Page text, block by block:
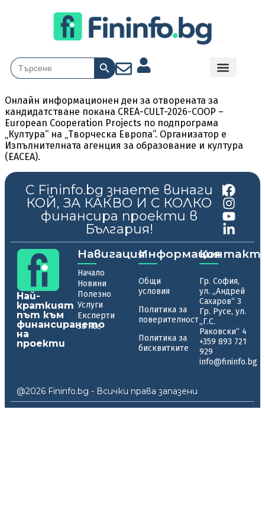
Search
for:
Search Button
Онлайн информационен ден за отворената за
кандидатстване покана CREA-CULT-2026-COOP –
European Cooperation Projects по подпрограма
„Култура“ на „Творческа Европа“. Организатор е
Изпълнителната агенция за образование и култура
(EACEA).
С Fininfo.bg знаете винаги
КОЙ, ЗА КАКВО И С КОЛКО
финансира проекти в
България!
|
Най-
краткият
път към
финансирането
на
проекти
Навигация
Начало
Новини
Полезно
Услуги
Експерти
За нас
Информация
Общи
условия
Политика за
поверителност
Политика за
бисквитките
Гр. София,
ул. „Андрей
Сахаров“ 3
Гр. Русе, ул.
„Г.С.
Раковски“ 4
+359 893 721
929
info@fininfo.bg
@2026 Fininfo.bg - Всички права запазени